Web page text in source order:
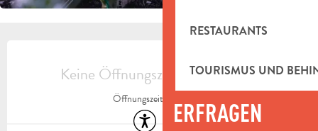
RESTAURANTS
TOURISMUS UND
ERFRAGEN
Keine Öffnungszeiten hinterlegt
Öffnungszeiten ansehen
Zugänglichkeit
Tiere erlaubt